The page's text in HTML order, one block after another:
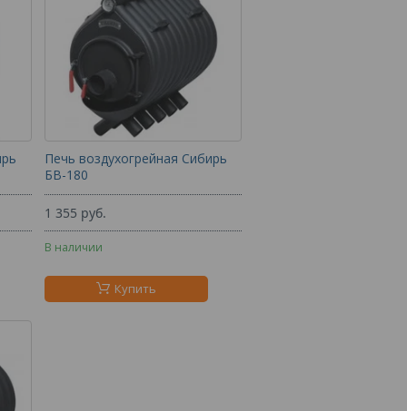
Печь воздухогрейная Сибирь
БВ-180
1 355 руб.
В наличии
Купить